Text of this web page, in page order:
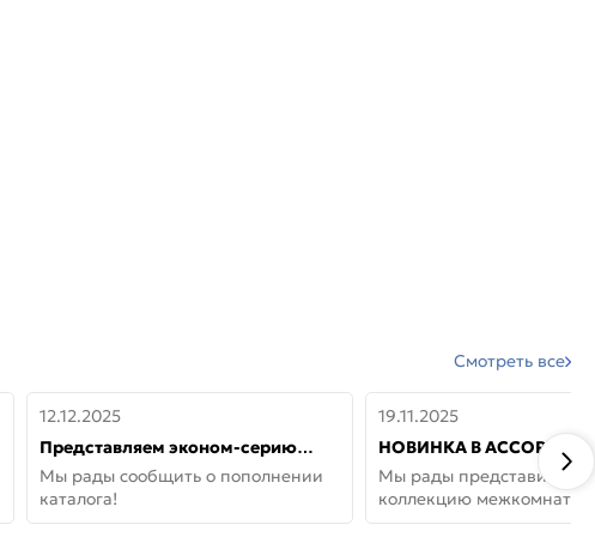
Смотреть все
12.12.2025
Представляем эконом-серию
дверей от бренда Portika, где цена
не значит «просто»
Мы рады сообщить о пополнении
каталога!
19.11.2025
НОВИНКА В
ДВЕРИ GLOSSMAT —
НЕОКЛАССИКА И УЮТ
Мы рады представить
коллекцию
GlossMat